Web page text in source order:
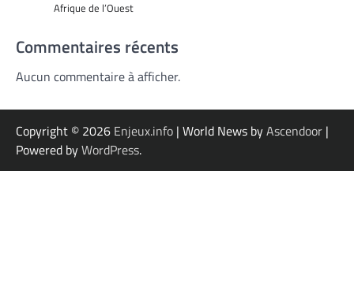
Afrique de l’Ouest
Commentaires récents
Aucun commentaire à afficher.
Copyright © 2026 Enjeux.info | World News byAscendoor |
Powered byWordPress.